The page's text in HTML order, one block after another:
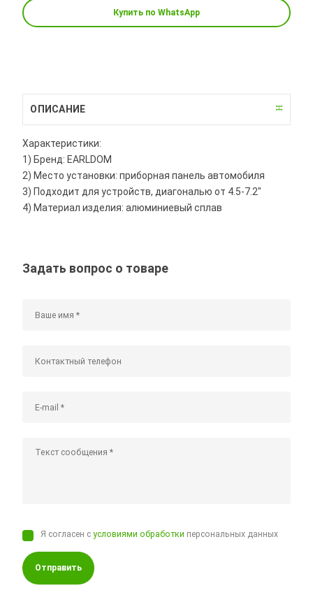
Купить по WhatsApp
ОПИСАНИЕ
Характеристики:
1) Бренд: EARLDOM
2) Место установки: приборная панель автомобиля
3) Подходит для устройств, диагональю от 4.5-7.2"
4) Материал изделия: алюминиевый сплав
Задать вопрос о товаре
Я согласен сусловиями обработки персональных данных
Отправить